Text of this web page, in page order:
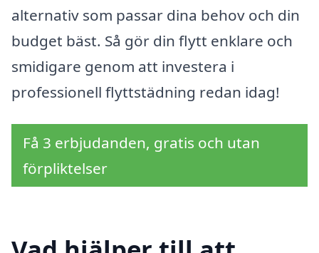
alternativ som passar dina behov och din
budget bäst. Så gör din flytt enklare och
smidigare genom att investera i
professionell flyttstädning redan idag!
Få 3 erbjudanden, gratis och utan
förpliktelser